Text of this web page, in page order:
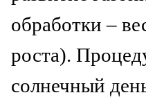
обработки –
роста).
солнечный